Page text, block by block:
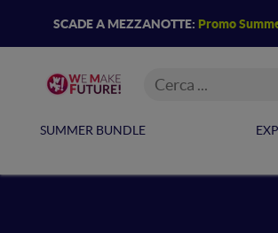
SCADE A MEZZANOTTE: Promo
SUMMER BUNDLE